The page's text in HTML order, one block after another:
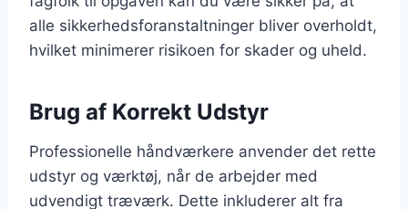
alle sikkerhedsforanstaltninger bliver overholdt,
hvilket minimerer risikoen for skader og uheld.
Brug af Korrekt Udstyr
Professionelle håndværkere anvender det rette
udstyr og værktøj, når de arbejder med
udvendigt træværk. Dette inkluderer alt fra